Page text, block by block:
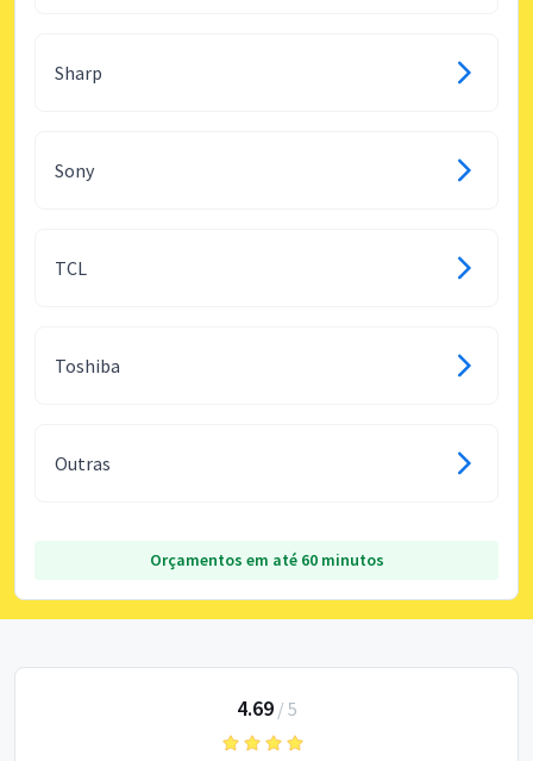
Sharp
Sony
TCL
Toshiba
Outras
Orçamentos em até 60 minutos
4.69/ 5